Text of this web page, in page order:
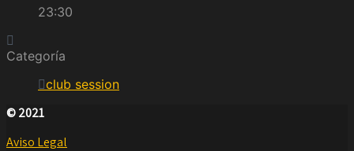
23:30
Categoría
club session
© 2021
Aviso Legal